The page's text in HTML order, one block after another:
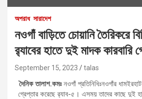
অপরাধ সারাদেশ
নওগাঁ বাড়িতে চোয়ানি তৈরিকরে
র‌্যাবের হাতে দুই মাদক কারবারি
September 15, 2023 talas
দৈনিক তালাশ.কমঃনওগাঁ প্রতিনিধিঃনওগাঁর
গ্রেপ্তার করেছে র‌্যাব-৫। এসময় তাদের কাছে দুই